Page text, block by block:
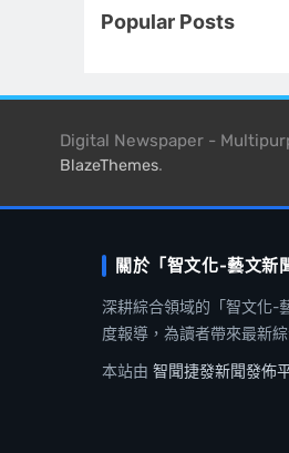
Popular Posts
Digital Newspaper -
BlazeThemes.
關於「智文化-藝文新
深耕綜合領域的「智文化-
度報導，為讀者帶來最新
本站由 智聞捷發新聞發佈